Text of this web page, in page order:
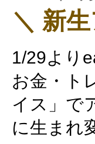
＼ 新
1/29より
お金・ト
イス」で
に生まれ